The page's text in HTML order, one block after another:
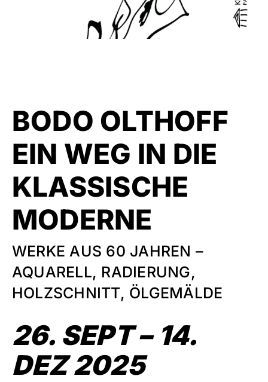
BODO OLTHOFF
EIN WEG IN DIE
KLASSISCHE
MODERNE
WERKE AUS 60 JAHREN –
AQUARELL, RADIERUNG,
HOLZSCHNITT, ÖLGEMÄLDE
26. SEPT – 14.
DEZ 2025